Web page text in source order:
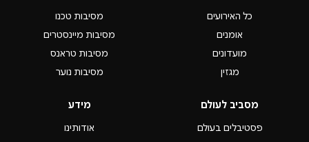
כל האירועים
אומנים
מועדונים
מגזין
מסיבות טכנו
מסיבות מיינסטרים
מסיבות טראנס
מסיבות נוער
מסביב לעולם
פסטיבלים בעולם
מידע
אודותינו